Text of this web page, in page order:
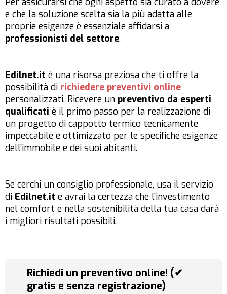
e che la soluzione scelta sia la più adatta alle
proprie esigenze è essenziale affidarsi a
professionisti del settore.
Edilnet.it è una risorsa preziosa che ti offre la
possibilità di richiedere preventivi online
personalizzati. Ricevere un preventivo da esperti
qualificati è il primo passo per la realizzazione di
un progetto di cappotto termico tecnicamente
impeccabile e ottimizzato per le specifiche esigenze
dell’immobile e dei suoi abitanti.
Se cerchi un consiglio professionale, usa il servizio
di Edilnet.it e avrai la certezza che l’investimento
nel comfort e nella sostenibilità della tua casa darà
i migliori risultati possibili.
Richiedi un preventivo online! (✔
gratis e senza registrazione)